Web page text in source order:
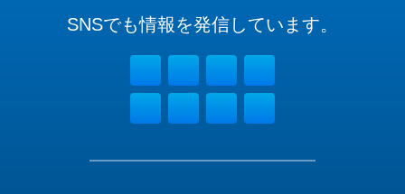
SNSでも情報を発信しています。